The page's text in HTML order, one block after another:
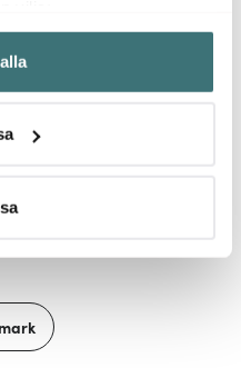
geografiska plats som
upp till flera meter
att aktivt skanna den för
uppgifter
samtycke när som
och annonserna
att du tycker om. Det
trafik och göra
våra kunder